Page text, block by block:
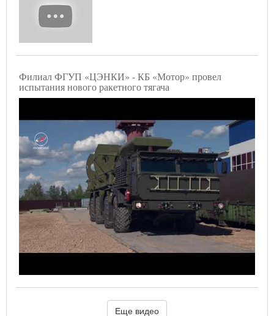
Филиал ФГУП «ЦЭНКИ» - КБ «Мотор» провел
испытания нового ракетного тягача
Еще видео